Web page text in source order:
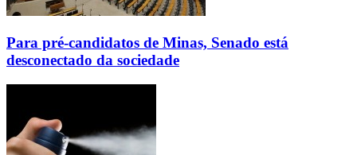
Para pré-candidatos de Minas, Senado está
desconectado da sociedade